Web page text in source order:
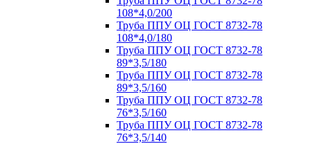
108*4,0/200
Труба ППУ ОЦ ГОСТ 8732-78
108*4,0/180
Труба ППУ ОЦ ГОСТ 8732-78
89*3,5/180
Труба ППУ ОЦ ГОСТ 8732-78
89*3,5/160
Труба ППУ ОЦ ГОСТ 8732-78
76*3,5/160
Труба ППУ ОЦ ГОСТ 8732-78
76*3,5/140